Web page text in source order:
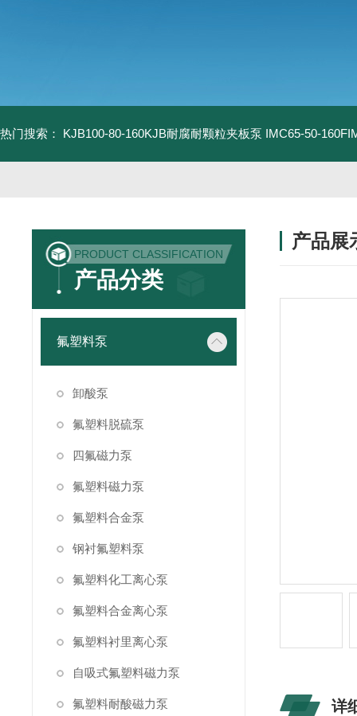
热门搜索： KJB100-80-160KJB耐腐耐颗粒夹板泵 IMC65-50-
PRODUCT CLASSIFICATION
产品分类
氟塑料泵
卸酸泵
氟塑料脱硫泵
四氟磁力泵
氟塑料磁力泵
氟塑料合金泵
钢衬氟塑料泵
氟塑料化工离心泵
氟塑料合金离心泵
氟塑料衬里离心泵
自吸式氟塑料磁力泵
氟塑料耐酸磁力泵
产品展
详